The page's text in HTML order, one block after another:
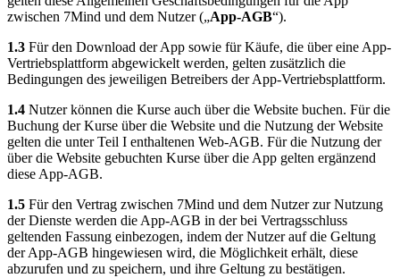
zwischen 7Mind und dem Nutzer („App-AGB“).
1.3 Für den Download der App sowie für Käufe, die über eine App-
Vertriebsplattform abgewickelt werden, gelten zusätzlich die
Bedingungen des jeweiligen Betreibers der App-Vertriebsplattform.
1.4 Nutzer können die Kurse auch über die Website buchen. Für die
Buchung der Kurse über die Website und die Nutzung der Website
gelten die unter Teil I enthaltenen Web-AGB. Für die Nutzung der
über die Website gebuchten Kurse über die App gelten ergänzend
diese App-AGB.
1.5 Für den Vertrag zwischen 7Mind und dem Nutzer zur Nutzung
der Dienste werden die App-AGB in der bei Vertragsschluss
geltenden Fassung einbezogen, indem der Nutzer auf die Geltung
der App-AGB hingewiesen wird, die Möglichkeit erhält, diese
abzurufen und zu speichern, und ihre Geltung zu bestätigen.